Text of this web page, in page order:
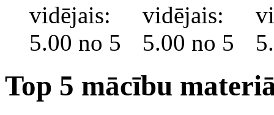
Top 5 mācību